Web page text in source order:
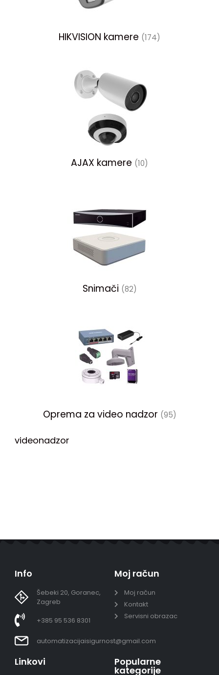
HIKVISION kamere (174)
AJAX kamere (10)
Snimači (82)
Oprema za video nadzor (95)
videonadzor
Info
Šebeki 20, Goranec,
Zagreb
+385 95 536 8301
automatizacijaisigurnost@gmail.com
Moj račun
Moj račun
Kontakt
Servisni obrazac
Linkovi Popularne
kategorije